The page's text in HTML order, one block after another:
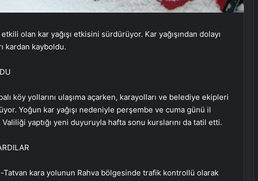
olan kar yağışı etkisini sürdürüyor. Kar yağışından dolayı
kardan kayboldu.
köy yollarını ulaşıma açarken, karayolları ve belediye ekipleri
Yoğun kar yağışı nedeniyle perşembe ve cuma günü il
yaptığı yeni duyuruyla hafta sonu kurslarını da tatil etti.
Tatvan kara yolunun Rahva bölgesinde trafik kontrollü olarak